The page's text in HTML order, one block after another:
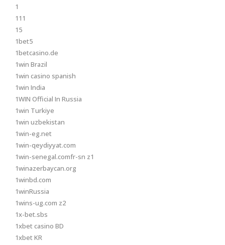
1
111
15
1bet5
1betcasino.de
1win Brazil
1win casino spanish
1win India
1WIN Official In Russia
1win Turkiye
1win uzbekistan
1win-eg.net
1win-qeydiyyat.com
1win-senegal.comfr-sn z1
1winazerbaycan.org
1winbd.com
1winRussia
1wins-ug.com z2
1x-bet.sbs
1xbet casino BD
1xbet KR